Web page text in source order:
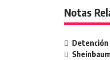
Notas
Detención